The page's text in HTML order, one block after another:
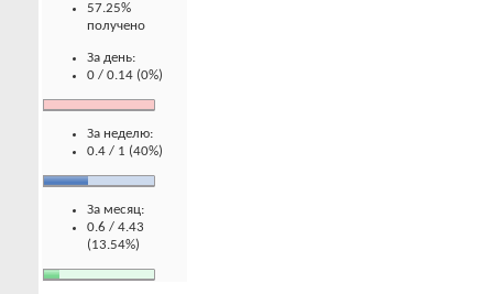
57.25%
получено
За день:
0 / 0.14 (0%)
За неделю:
0.4 / 1 (40%)
За месяц:
0.6 / 4.43
(13.54%)